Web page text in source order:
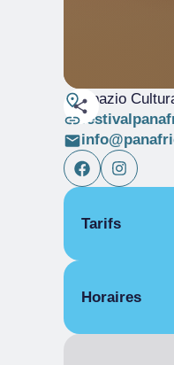
Spazio
Tarifs
Horaires